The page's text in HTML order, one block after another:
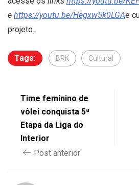
e https://youtu.be/Hegxw5k0LGAe
projeto.
Tags: BRK Cultural
Time feminino de
vôlei conquista 5ª
Etapa da Liga do
Interior
Post anterior